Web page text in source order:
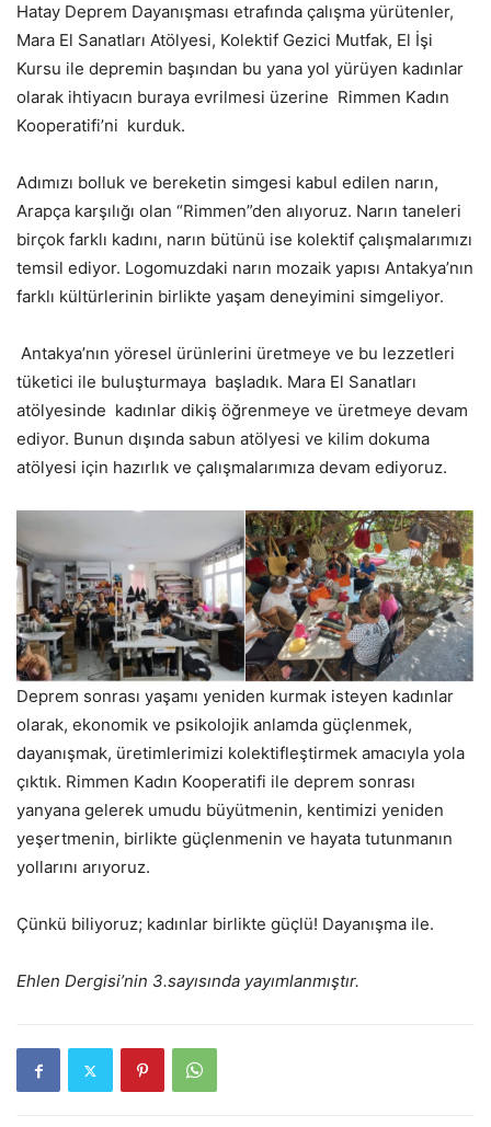
Hatay Deprem Dayanışması etrafında çalışma yürütenler,
Mara El Sanatları Atölyesi, Kolektif Gezici Mutfak, El İşi
Kursu ile depremin başından bu yana yol yürüyen kadınlar
olarak ihtiyacın buraya evrilmesi üzerine Rimmen Kadın
Kooperatifi’ni kurduk.
Adımızı bolluk ve bereketin simgesi kabul edilen narın,
Arapça karşılığı olan “Rimmen”den alıyoruz. Narın taneleri
birçok farklı kadını, narın bütünü ise kolektif çalışmalarımızı
temsil ediyor. Logomuzdaki narın mozaik yapısı Antakya’nın
farklı kültürlerinin birlikte yaşam deneyimini simgeliyor.
Antakya’nın yöresel ürünlerini üretmeye ve bu lezzetleri
tüketici ile buluşturmaya başladık. Mara El Sanatları
atölyesinde kadınlar dikiş öğrenmeye ve üretmeye devam
ediyor. Bunun dışında sabun atölyesi ve kilim dokuma
atölyesi için hazırlık ve çalışmalarımıza devam ediyoruz.
Deprem sonrası yaşamı yeniden kurmak isteyen kadınlar
olarak, ekonomik ve psikolojik anlamda güçlenmek,
dayanışmak, üretimlerimizi kolektifleştirmek amacıyla yola
çıktık. Rimmen Kadın Kooperatifi ile deprem sonrası
yanyana gelerek umudu büyütmenin, kentimizi yeniden
yeşertmenin, birlikte güçlenmenin ve hayata tutunmanın
yollarını arıyoruz.
Çünkü biliyoruz; kadınlar birlikte güçlü! Dayanışma ile.
Ehlen Dergisi’nin 3.sayısında yayımlanmıştır.